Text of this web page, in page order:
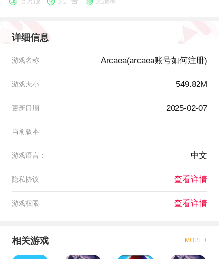
详细信息
游戏名称 Arcaea(arcaea账号如何注册)
游戏大小 549.82M
更新日期 2025-02-07
当前版本
游戏语言： 中文
隐私协议 查看详情
游戏权限 查看详情
相关游戏 MORE +